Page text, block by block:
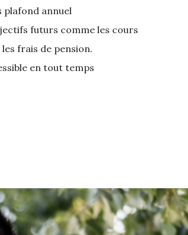
plafond annuel
futurs comme les cours
frais de pension.
en tout temps